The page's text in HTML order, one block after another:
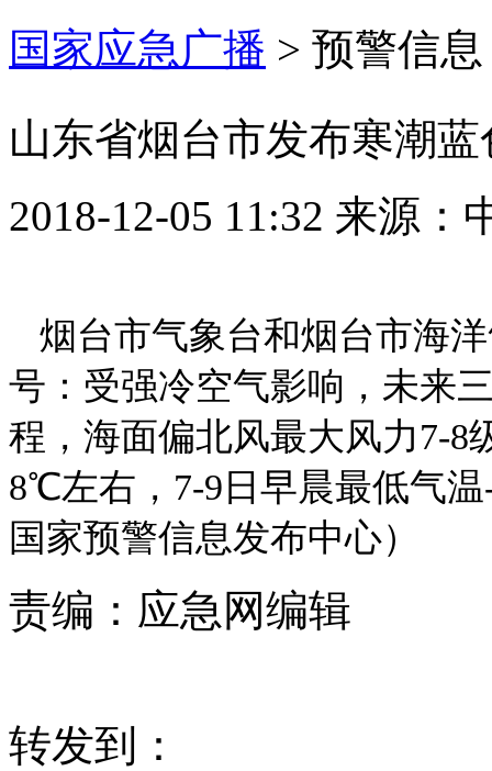
国家应急广播 > 预警信息
山东省烟台市发布寒潮
2018-12-05 11:32 来源：
烟台市气象台和烟台市海
号：受强冷空气影响，未来
程，海面偏北风最大风力7-8
8℃左右，7-9日早晨最低气
国家预警信息发布中心）
责编： 应急网编辑
转发到：